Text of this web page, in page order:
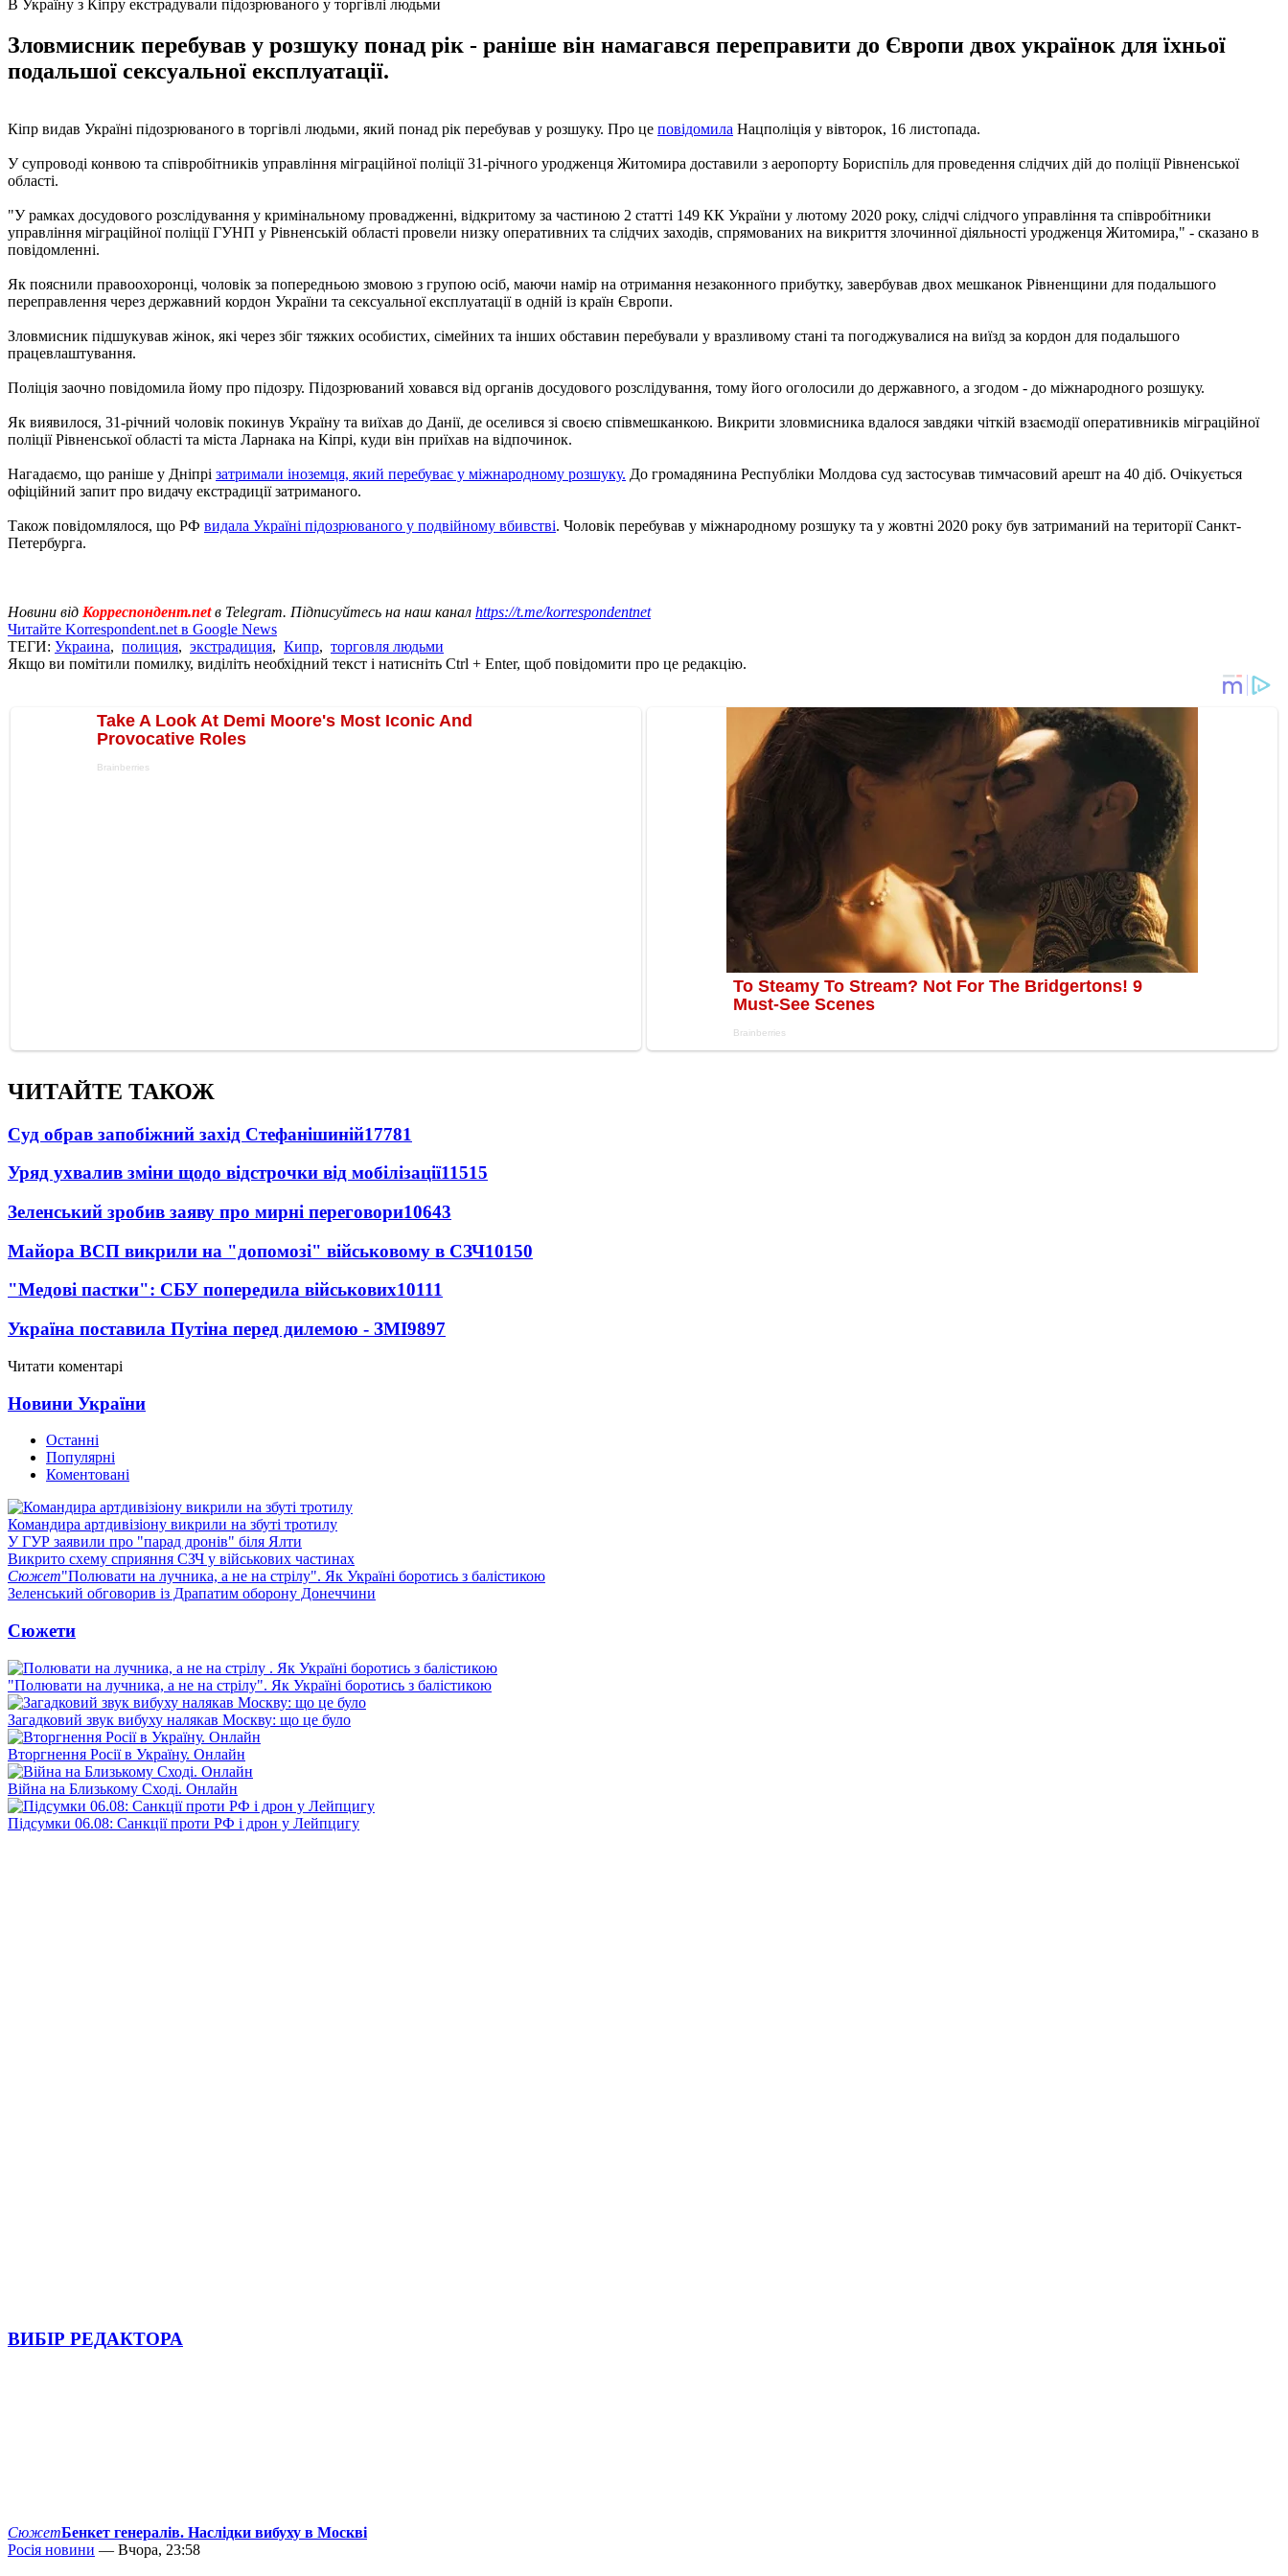
В Україну з Кіпру екстрадували підозрюваного у торгівлі людьми
Зловмисник перебував у розшуку понад рік - раніше він намагався переправити до Європи двох українок для їхньої
подальшої сексуальної експлуатації.
Кіпр видав Україні підозрюваного в торгівлі людьми, який понад рік перебував у розшуку. Про це повідомила Нацполіція у вівторок, 16 листопада.
У супроводі конвою та співробітників управління міграційної поліції 31-річного уродженця Житомира доставили з аеропорту Бориспіль для проведення слідчих дій до поліції Рівненської
області.
"У рамках досудового розслідування у кримінальному провадженні, відкритому за частиною 2 статті 149 КК України у лютому 2020 року, слідчі слідчого управління та співробітники
управління міграційної поліції ГУНП у Рівненській області провели низку оперативних та слідчих заходів, спрямованих на викриття злочинної діяльності уродженця Житомира," - сказано в
повідомленні.
Як пояснили правоохоронці, чоловік за попередньою змовою з групою осіб, маючи намір на отримання незаконного прибутку, завербував двох мешканок Рівненщини для подальшого
переправлення через державний кордон України та сексуальної експлуатації в одній із країн Європи.
Зловмисник підшукував жінок, які через збіг тяжких особистих, сімейних та інших обставин перебували у вразливому стані та погоджувалися на виїзд за кордон для подальшого
працевлаштування.
Поліція заочно повідомила йому про підозру. Підозрюваний ховався від органів досудового розслідування, тому його оголосили до державного, а згодом - до міжнародного розшуку.
Як виявилося, 31-річний чоловік покинув Україну та виїхав до Данії, де оселився зі своєю співмешканкою. Викрити зловмисника вдалося завдяки чіткій взаємодії оперативників міграційної
поліції Рівненської області та міста Ларнака на Кіпрі, куди він приїхав на відпочинок.
Нагадаємо, що раніше у Дніпрі затримали іноземця, який перебуває у міжнародному розшуку. До громадянина Республіки Молдова суд застосував тимчасовий арешт на 40 діб. Очікується
офіційний запит про видачу екстрадиції затриманого.
Також повідомлялося, що РФ видала Україні підозрюваного у подвійному вбивстві. Чоловік перебував у міжнародному розшуку та у жовтні 2020 року був затриманий на території Санкт-
Петербурга.
Новини від Корреспондент.netв Telegram. Підписуйтесь на наш канал https://t.me/korrespondentnet
Читайте Korrespondent.net в Google News
ТЕГИ: Украина, полиция, экстрадиция, Кипр, торговля людьми
Якщо ви помітили помилку, виділіть необхідний текст і натисніть Ctrl + Enter, щоб повідомити про це редакцію.
ЧИТАЙТЕ ТАКОЖ
Суд обрав запобіжний захід Стефанішиній17781
Уряд ухвалив зміни щодо відстрочки від мобілізації11515
Зеленський зробив заяву про мирні переговори10643
Майора ВСП викрили на "допомозі" військовому в СЗЧ10150
"Медові пастки": СБУ попередила військових10111
Україна поставила Путіна перед дилемою - ЗМІ9897
Читати коментарі
Новини України
Останні
Популярні
Коментовані
Командира артдивізіону викрили на збуті тротилу
У ГУР заявили про "парад дронів" біля Ялти
Викрито схему сприяння СЗЧ у військових частинах
Сюжет"Полювати на лучника, а не на стрілу". Як Україні боротись з балістикою
Зеленський обговорив із Драпатим оборону Донеччини
Сюжети
"Полювати на лучника, а не на стрілу". Як Україні боротись з балістикою
Загадковий звук вибуху налякав Москву: що це було
Вторгнення Росії в Україну. Онлайн
Війна на Близькому Сході. Онлайн
Підсумки 06.08: Санкції проти РФ і дрон у Лейпцигу
ВИБІР РЕДАКТОРА
СюжетБенкет генералів. Наслідки вибуху в Москві
Росія новини — Вчора, 23:58